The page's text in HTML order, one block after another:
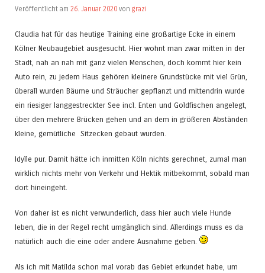
Veröffentlicht am 26. Januar 2020 von grazi
Claudia hat für das heutige Training eine großartige Ecke in einem
Kölner Neubaugebiet ausgesucht. Hier wohnt man zwar mitten in der
Stadt, nah an nah mit ganz vielen Menschen, doch kommt hier kein
Auto rein, zu jedem Haus gehören kleinere Grundstücke mit viel Grün,
überall wurden Bäume und Sträucher gepflanzt und mittendrin wurde
ein riesiger langgestreckter See incl. Enten und Goldfischen angelegt,
über den mehrere Brücken gehen und an dem in größeren Abständen
kleine, gemütliche Sitzecken gebaut wurden.
Idylle pur. Damit hätte ich inmitten Köln nichts gerechnet, zumal man
wirklich nichts mehr von Verkehr und Hektik mitbekommt, sobald man
dort hineingeht.
Von daher ist es nicht verwunderlich, dass hier auch viele Hunde
leben, die in der Regel recht umgänglich sind. Allerdings muss es da
natürlich auch die eine oder andere Ausnahme geben.
Als ich mit Matilda schon mal vorab das Gebiet erkundet habe, um